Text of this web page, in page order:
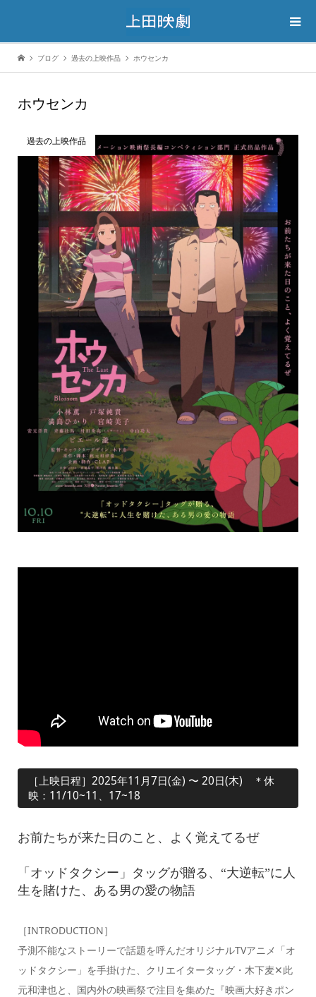
ブログ 過去の上映作品 ホウセンカ
ホウセンカ
過去の上映作品
［上映日程］2025年11月7日(金) 〜 20日(木) ＊休
映：11/10~11、17~18
お前たちが来た日のこと、よく覚えてるぜ
「オッドタクシー」タッグが贈る、“大逆転”に人
生を賭けた、ある男の愛の物語
［INTRODUCTION］
予測不能なストーリーで話題を呼んだオリジナルTVアニメ「オ
ッドタクシー」を手掛けた、クリエイタータッグ・木下麦✕此
元和津也と、国内外の映画祭で注目を集めた『映画大好きポン